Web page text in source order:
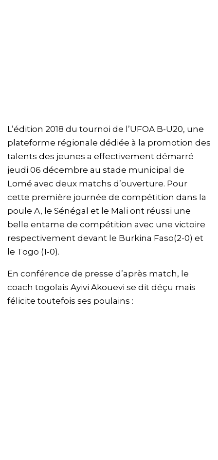
L’édition 2018 du tournoi de l’UFOA B-U20, une
plateforme régionale dédiée à la promotion des
talents des jeunes a effectivement démarré
jeudi 06 décembre au stade municipal de
Lomé avec deux matchs d’ouverture. Pour
cette première journée de compétition dans la
poule A, le Sénégal et le Mali ont réussi une
belle entame de compétition avec une victoire
respectivement devant le Burkina Faso(2-0) et
le Togo (1-0).
En conférence de presse d’après match, le
coach togolais Ayivi Akouevi se dit déçu mais
félicite toutefois ses poulains :